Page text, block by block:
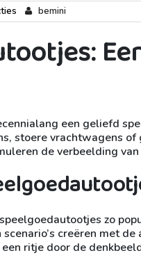
bemini
een geliefd
stoere vrachtwagens
de verbeelding
zo
creëren met
ritje door de